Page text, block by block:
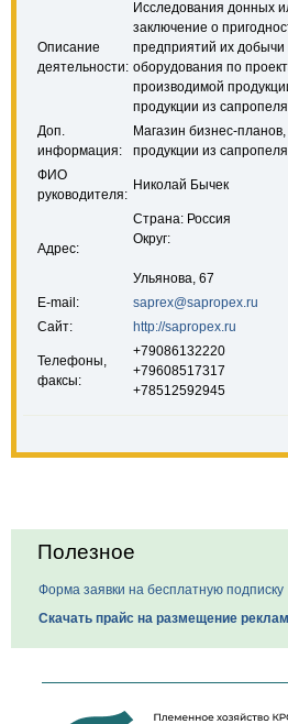
Описание
деятельности:
Исследования донных
заключение о
предприятий их добычи
оборудования по
производимой
продукции из
Доп.
информация:
Магазин бизнес-
продукции из сапропеля
ФИО
руководителя:
Николай Бычек
Адрес:
Страна: Россия
Округ:
Ульянова, 67
E-mail:
saprex@sapropex.ru
Сайт:
http://sapropex.ru
Телефоны,
факсы:
+79086132220
+79608517317
+78512592945
Полезное
Форма заявки на бесплатную подписку
Скачать прайс на размещение